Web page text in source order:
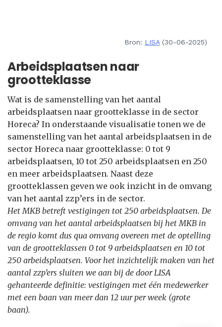
Bron: LISA(30-06-2025)
Arbeidsplaatsen naar
grootteklasse
Wat is de samenstelling van het aantal
arbeidsplaatsen naar grootteklasse in de sector
Horeca? In onderstaande visualisatie tonen we de
samenstelling van het aantal arbeidsplaatsen in de
sector Horeca naar grootteklasse: 0 tot 9
arbeidsplaatsen, 10 tot 250 arbeidsplaatsen en 250
en meer arbeidsplaatsen. Naast deze
grootteklassen geven we ook inzicht in de omvang
van het aantal zzp’ers in de sector.
Het MKB betreft vestigingen tot 250 arbeidsplaatsen. De
omvang van het aantal arbeidsplaatsen bij het MKB in
de regio komt dus qua omvang overeen met de optelling
van de grootteklassen 0 tot 9 arbeidsplaatsen en 10 tot
250 arbeidsplaatsen. Voor het inzichtelijk maken van het
aantal zzp’ers sluiten we aan bij de door LISA
gehanteerde definitie: vestigingen met één medewerker
met een baan van meer dan 12 uur per week (grote
baan).